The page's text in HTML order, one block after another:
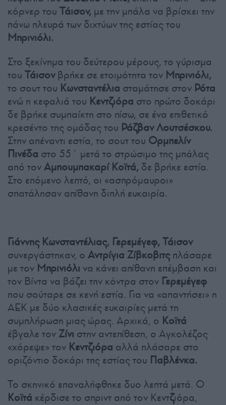
κόρνερ του Τάισον, με την μπάλα να βρίσκει την
πάνω πλευρά των διχτύων της εστίας του
Μπρινιόλι.
Στο ξεκίνημα του δεύτερου μέρους, το γύρισμα
του Τάισονβρήκε σε ετοιμότητα τον Μπρινιόλι,
το σουτ του Κωνσταντέλια σταμάτησε στον Ρότα
ενώ η κεφαλιά του Κεντζιόρα στο πρώτο δοκάρι
δε βρήκε συμπαίκτη στο πίσω, σε ένα επιθετικό
κρεσέντο της ομάδας του Ράζβαν Λουτσέσκου.
Στην απέναντι εστία, το σουτ του Ορμπελίν
Πινέδα στο 55΄ μετά το στρώσιμο της μπάλας
από τονΑμπουμπακαρί Κοϊτά, δε βρήκε εστία.
Στο επόμενο λεπτό, οι «ασπρόμαυροι»
σπατάλησαν απίθανη διπλή ευκαιρία.
Γιάννης Κωνσταντέλιας, Γερεμέγεφ, Τάισον
συνεργάστηκαν, ο Αντρίγια Ζίβκοβιτςπλάσαρε
με τον Μπρινιόλι να κάνει απίθανη επέμβαση και
τον Βίντα να βάζει την κόντρα στον Γερεμέγεφ
που σούταρε σε κενή εστία. Για να «απαντήσει» η
ΑΕΚ με δύο κλασικές ευκαιρίες μετά τη
συμπλήρωση μιας ώρας. Αρχικά, ο Κοϊτά
έβγαλε τονΖίνι στην αντεπίθεση, ο Αγκολέζος
«χόρεψε» τον Κεντζιόρα αλλά πλάσαρε στο
οριζόντιο δοκάρι της εστίας του Παβλένκα.
Το σκηνικό επαναλήφθηκε δυο λεπτά μετά. Ο
Κοϊτά κέρδισε το σπριντ από τον Κεντζιόρα,